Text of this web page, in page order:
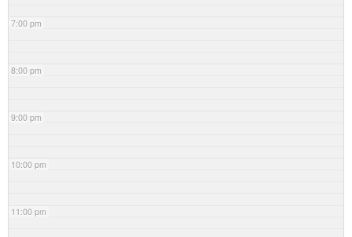
7:00 pm
8:00 pm
9:00 pm
10:00 pm
11:00 pm